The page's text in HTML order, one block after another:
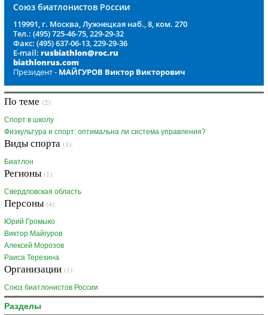
Союз биатлонистов России
119991, г. Москва, Лужнецкая наб., 8, ком. 270
Тел.: (495) 725-46-75, 229-29-32
Факс: (495) 637-06-13, 229-29-36
E-mail: rusbiathlon@roc.ru
biathlonrus.com
Президент - МАЙГУРОВ Виктор Викторович
По теме (2):
Спорт в школу
Физкультура и спорт: оптимальна ли система управления?
Виды спорта (1):
Биатлон
Регионы (1):
Свердловская область
Персоны (4):
Юрий Громыко
Виктор Майгуров
Алексей Морозов
Раиса Терехина
Организации (1):
Союз биатлонистов России
Разделы